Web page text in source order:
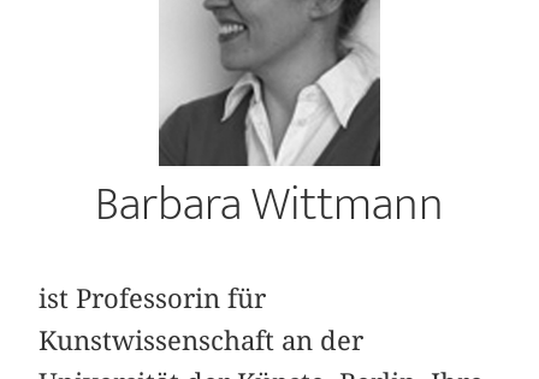
Barbara Wittmann
ist Professorin für
Kunstwissenschaft an der